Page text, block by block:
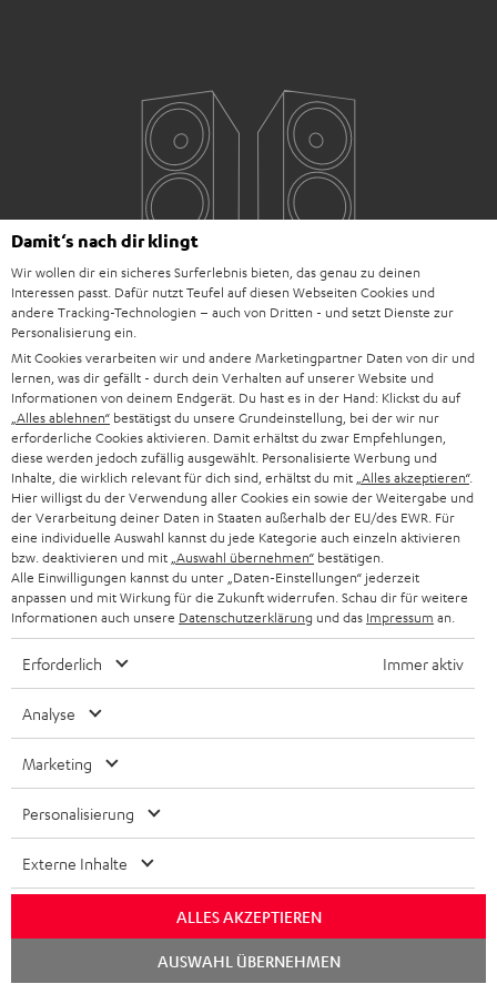
Downloads und Service
D
o
k
u
m
e
n
t
Konformitätserklärung: Stand-Lautsprecher T 500 F 16
Quick Start Guide: Stand-Lautsprecher T 500 F 16
Safety Booklet: Stand-Lautsprecher T 500 F 16
P
Hilfe zu diesem Produkt
Damit‘s nach dir klingt
Wir wollen dir ein sicheres Surferlebnis bieten, das genau zu deinen
Interessen passt. Dafür nutzt Teufel auf diesen Webseiten Cookies und
andere Tracking-Technologien – auch von Dritten - und setzt Dienste zur
Personalisierung ein.
Mit Cookies verarbeiten wir und andere Marketingpartner Daten von dir und
lernen, was dir gefällt - durch dein Verhalten auf unserer Website und
Informationen von deinem Endgerät. Du hast es in der Hand: Klickst du auf
„Alles ablehnen“ bestätigst du unsere Grundeinstellung, bei der wir nur
erforderliche Cookies aktivieren. Damit erhältst du zwar Empfehlungen,
diese werden jedoch zufällig ausgewählt. Personalisierte Werbung und
Inhalte, die wirklich relevant für dich sind, erhältst du mit „Alles akzeptieren“.
Hier willigst du der Verwendung aller Cookies ein sowie der Weitergabe und
der Verarbeitung deiner Daten in Staaten außerhalb der EU/des EWR. Für
eine individuelle Auswahl kannst du jede Kategorie auch einzeln aktivieren
bzw. deaktivieren und mit „Auswahl übernehmen“ bestätigen.
Alle Einwilligungen kannst du unter „Daten-Einstellungen“ jederzeit
anpassen und mit Wirkung für die Zukunft widerrufen. Schau dir für weitere
Informationen auch unsere Datenschutzerklärung und das Impressum an.
Erforderlich Immer aktiv
Analyse
Marketing
Personalisierung
Externe Inhalte
ALLES AKZEPTIEREN
AUSWAHL ÜBERNEHMEN